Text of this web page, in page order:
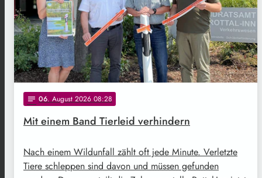
notes 06. August 2026 08:28
Mit einem Band Tierleid verhindern
Nach einem Wildunfall zählt oft jede Minute. Verletzte
Tiere schleppen sind davon und müssen gefunden